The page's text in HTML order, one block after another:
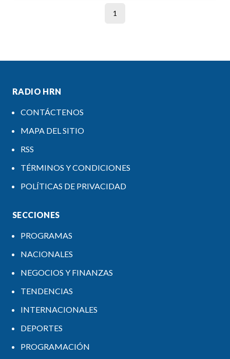
1
RADIO HRN
CONTÁCTENOS
MAPA DEL SITIO
RSS
TÉRMINOS Y CONDICIONES
POLÍTICAS DE PRIVACIDAD
SECCIONES
PROGRAMAS
NACIONALES
NEGOCIOS Y FINANZAS
TENDENCIAS
INTERNACIONALES
DEPORTES
PROGRAMACIÓN